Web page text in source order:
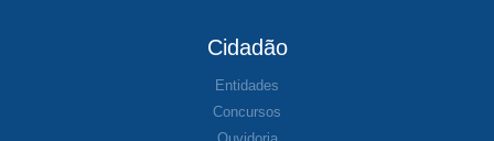
Cidadão
Entidades
Concursos
Ouvidoria